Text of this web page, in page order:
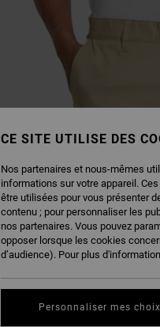
CE SITE UTILISE DES
Nos partenaires et nous-mêmes
informations sur votre appareil.
être utilisées pour vous présenter
contenu ; pour personnaliser les
nos partenaires. Vous pouvez
opposer lorsque les cookies
d’audience). Pour plus
Personnaliser mes choix